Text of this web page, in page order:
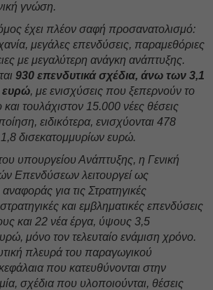
γνώση.
έχει πλέον σαφή προσανατολισμό:
μεγάλες επενδύσεις, παραμεθόριες
με μεγαλύτερη ανάγκη ανάπτυξης.
930 επενδυτικά σχέδια, άνω των 3,1
ευρώ, με ενισχύσεις που ξεπερνούν το
και τουλάχιστον 15.000 νέες θέσεις
ειδικότερα, ενισχύονται 478
δισεκατομμυρίων ευρώ.
υπουργείου Ανάπτυξης, η Γενική
Επενδύσεων λειτουργεί ως
για τις Στρατηγικές
και εμβληματικές επενδύσεις
και 22 νέα έργα, ύψους 3,5
μόνο τον τελευταίο ενάμιση χρόνο.
πλευρά του παραγωγικού
που κατευθύνονται στην
σχέδια που υλοποιούνται, θέσεις